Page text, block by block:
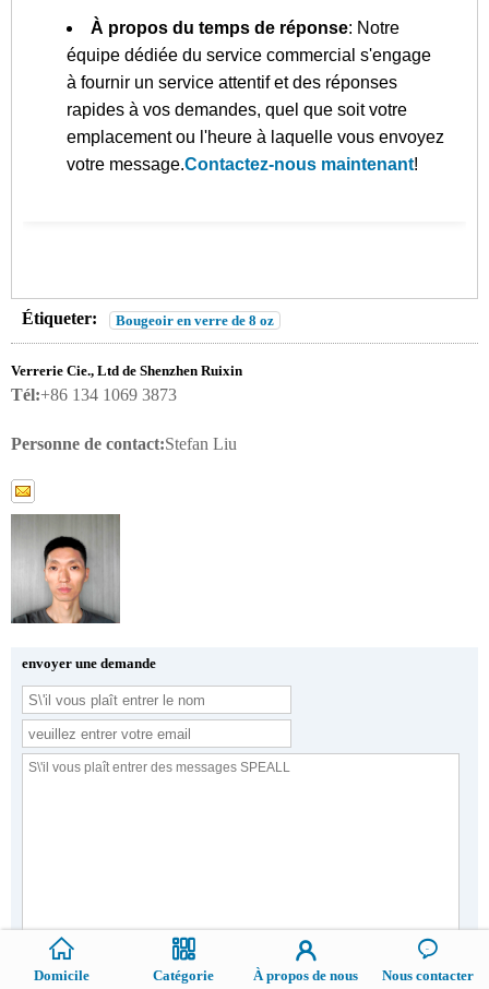
À propos du temps de réponse: Notre
équipe dédiée du service commercial s'engage
à fournir un service attentif et des réponses
rapides à vos demandes, quel que soit votre
emplacement ou l'heure à laquelle vous envoyez
votre message.Contactez-nous maintenant!
Étiqueter: Bougeoir en verre de 8 oz
Verrerie Cie., Ltd de Shenzhen Ruixin
Tél:+86 134 1069 3873
Personne de contact:Stefan Liu
envoyer une demande
Domicile Catégorie À propos de nous Nous contacter